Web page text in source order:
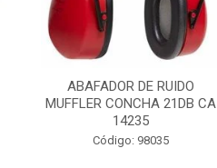
ABAFADOR DE RUIDO
MUFFLER CONCHA 21DB CA
14235
Código: 98035